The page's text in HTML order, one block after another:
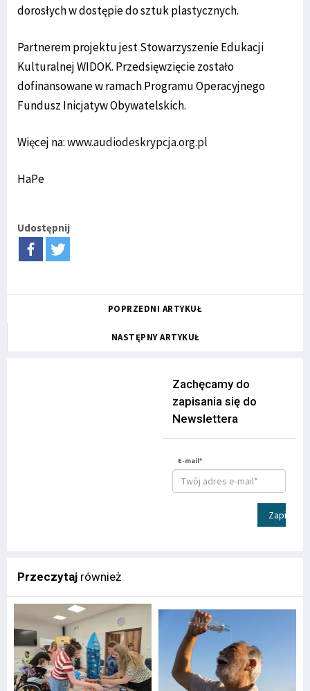
dorosłych w dostępie do sztuk plastycznych.
Partnerem projektu jest Stowarzyszenie Edukacji
Kulturalnej WIDOK. Przedsięwzięcie zostało
dofinansowane w ramach Programu Operacyjnego
Fundusz Inicjatyw Obywatelskich.
Więcej na:www.audiodeskrypcja.org.pl
HaPe
Udostępnij
POPRZEDNI ARTYKUŁ
NASTĘPNY ARTYKUŁ
Zachęcamy do
zapisania się do
Newslettera
E-mail*
Zapisz
Przeczytaj również